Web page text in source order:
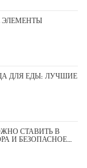
ЭЛЕМЕНТЫ
ДЛЯ ЕДЫ: ЛУЧШИЕ
СТАВИТЬ В
И БЕЗОПАСНОЕ